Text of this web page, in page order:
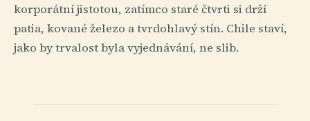
korporátní jistotou, zatímco staré čtvrti si drží
patia, kované železo a tvrdohlavý stín. Chile staví,
jako by trvalost byla vyjednávání, ne slib.